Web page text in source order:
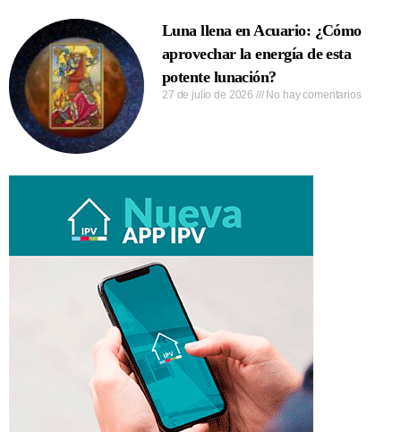
Luna llena en Acuario: ¿Cómo
aprovechar la energía de esta
potente lunación?
27 de julio de 2026 No hay comentarios